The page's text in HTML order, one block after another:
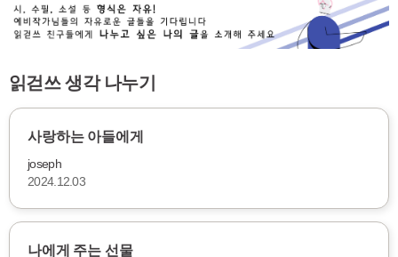
읽걷쓰 생각 나누기
사랑하는 아들에게
joseph
2024.12.03
나에게 주는 선물